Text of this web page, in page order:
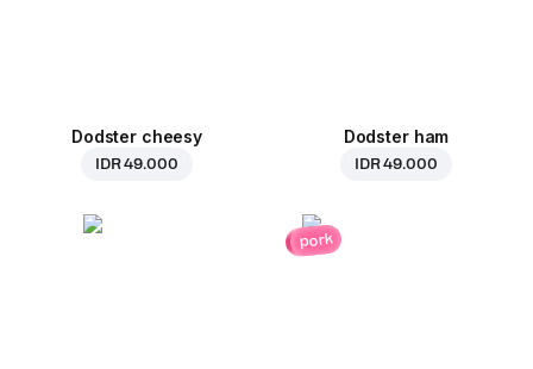
Dodster cheesy
IDR 49.000
Dodster ham
IDR 49.000
pork